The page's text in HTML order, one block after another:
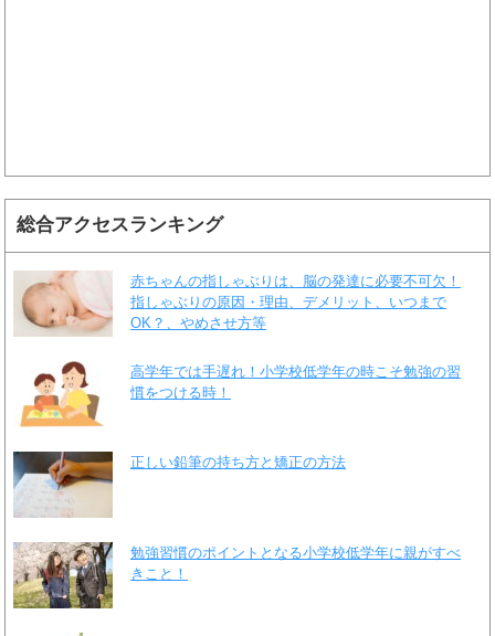
総合アクセスランキング
赤ちゃんの指しゃぶりは、脳の発達に必要不可欠！
指しゃぶりの原因・理由、デメリット、いつまで
OK？、やめさせ方等
高学年では手遅れ！小学校低学年の時こそ勉強の習
慣をつける時！
正しい鉛筆の持ち方と矯正の方法
勉強習慣のポイントとなる小学校低学年に親がすべ
きこと！